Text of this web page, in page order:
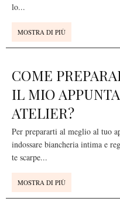
lo...
MOSTRA DI PIÙ
COME
IL MIO
ATELIER?
Per prepararti al meglio al tuo
indossare biancheria intima e
te scarpe...
MOSTRA DI PIÙ